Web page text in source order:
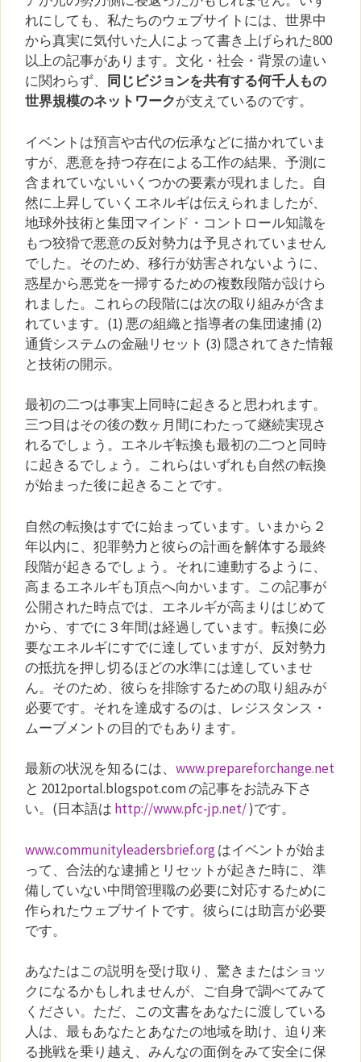
れにしても、私たちのウェブサイトには、世界中
から真実に気付いた人によって書き上げられた800
以上の記事があります。文化・社会・背景の違い
に関わらず、 同じビジョンを共有する何千人もの
世界規模のネットワークが支えているのです。
イベントは預言や古代の伝承などに描かれていま
すが、悪意を持つ存在による工作の結果、予測に
含まれていないいくつかの要素が現れました。自
然に上昇していくエネルギは伝えられましたが、
地球外技術と集団マインド・コントロール知識を
もつ狡猾で悪意の反対勢力は予見されていません
でした。そのため、移行が妨害されないように、
惑星から悪党を一掃するための複数段階が設けら
れました。これらの段階には次の取り組みが含ま
れています。(1) 悪の組織と指導者の集団逮捕 (2)
通貨システムの金融リセット (3) 隠されてきた情報
と技術の開示。
最初の二つは事実上同時に起きると思われます。
三つ目はその後の数ヶ月間にわたって継続実現さ
れるでしょう。エネルギ転換も最初の二つと同時
に起きるでしょう。これらはいずれも自然の転換
が始まった後に起きることです。
自然の転換はすでに始まっています。いまから２
年以内に、犯罪勢力と彼らの計画を解体する最終
段階が起きるでしょう。それに連動するように、
高まるエネルギも頂点へ向かいます。この記事が
公開された時点では、エネルギが高まりはじめて
から、すでに３年間は経過しています。転換に必
要なエネルギにすでに達していますが、反対勢力
の抵抗を押し切るほどの水準には達していませ
ん。そのため、彼らを排除するための取り組みが
必要です。それを達成するのは、レジスタンス・
ムーブメントの目的でもあります。
最新の状況を知るには、 www.prepareforchange.net
と 2012portal.blogspot.com の記事をお読み下さ
い。(日本語は http://www.pfc-jp.net/)です。
www.communityleadersbrief.orgはイベントが始ま
って、合法的な逮捕とリセットが起きた時に、準
備していない中間管理職の必要に対応するために
作られたウェブサイトです。彼らには助言が必要
です。
あなたはこの説明を受け取り、驚きまたはショッ
クになるかもしれませんが、ご自身で調べてみて
ください。ただ、この文書をあなたに渡している
人は、最もあなたとあなたの地域を助け、迫り来
る挑戦を乗り越え、みんなの面倒をみて安全に保